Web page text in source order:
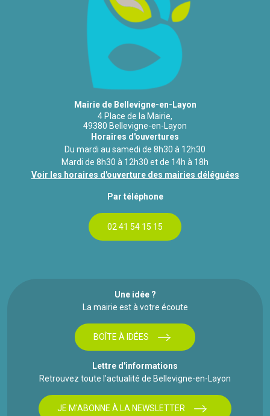
Mairie de Bellevigne-en-Layon
4 Place de la Mairie,
49380 Bellevigne-en-Layon
Horaires d'ouvertures
Du mardi au samedi de 8h30 à 12h30
Mardi de 8h30 à 12h30 et de 14h à 18h
Voir les horaires d'ouverture des mairies déléguées
Par téléphone
02 41 54 15 15
Une idée ?
La mairie est à votre écoute
BOÎTE À IDÉES
Lettre d'informations
Retrouvez toute l’actualité de Bellevigne-en-Layon
JE M'ABONNE À LA NEWSLETTER